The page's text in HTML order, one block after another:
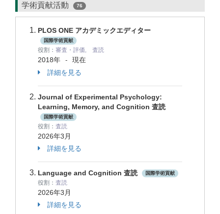
学術貢献活動 76
PLOS ONE アカデミックエディター
国際学術貢献
役割： 審査・評価, 査読
2018年 -
現在
詳細を見る
Journal of Experimental Psychology:
Learning, Memory, and Cognition 査読
国際学術貢献
役割： 査読
2026年3月
詳細を見る
Language and Cognition 査読 国際学術貢献
役割： 査読
2026年3月
詳細を見る